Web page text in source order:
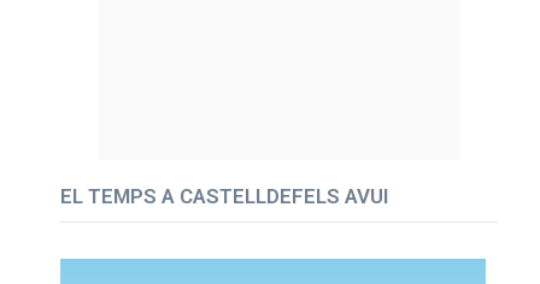
EL TEMPS A CASTELLDEFELS AVUI